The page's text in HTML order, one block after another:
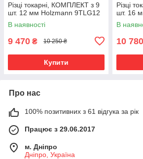
Різці токарні, КОМПЛЕКТ з 9
шт. 12 мм Holzmann 9TLG12
В наявності
9 470 ₴ 10 250 ₴
Купити
Різці
шт. 16
В
10 780
Про нас
100% позитивних з 61 відгука за рік
Працює з 29.06.2017
м. Дніпро
Дніпро, Україна